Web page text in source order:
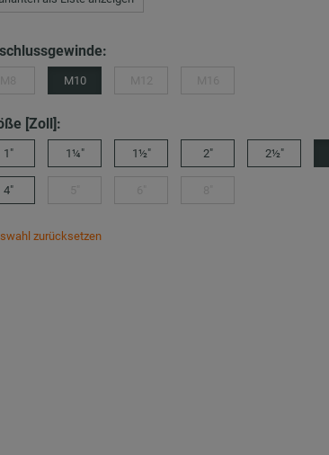
M10
[Zoll]:
1" 1¼" 1½" 2" 2½"
4"
zurücksetzen